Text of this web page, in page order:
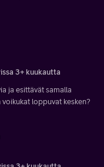
3+ kuukautta
ja esittävät samalla
loppuvat kesken?